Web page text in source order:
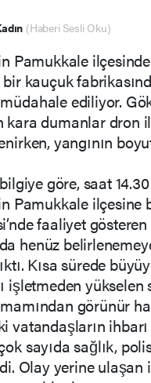
(Haberi Sesli Oku)
Pamukkale
kauçuk
ediliyor.
kara dumanlar dron
yangının
göre, saat
Pamukkale ilçesine
faaliyet
henüz
Kısa sürede
işletmeden
görünür
vatandaşların
sayıda sağlık,
Olay yerine ulaşan